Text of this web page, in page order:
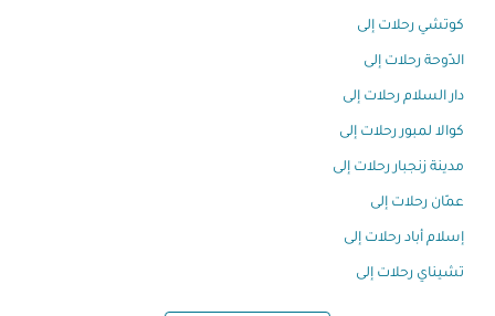
كوتشي رحلات إلى
الدّوحة رحلات إلى
دار السلام رحلات إلى
كوالا لمبور رحلات إلى
مدينة زنجبار رحلات إلى
عمّان رحلات إلى
إسلام أباد رحلات إلى
تشيناي رحلات إلى